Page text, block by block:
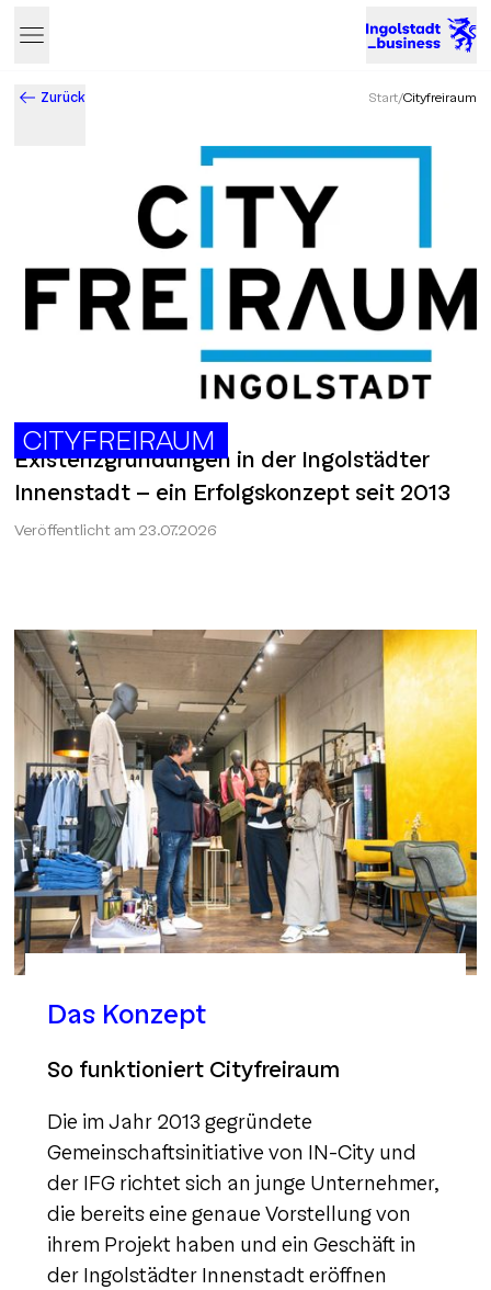
Zurück Start/Cityfreiraum
Business & Innovation in Ingolstadt – Der Standort mit
CITYFREIRAUM
Existenzgründungen in der Ingolstädter
Innenstadt - ein Erfolgskonzept seit 2013
Veröffentlicht am 23.07.2026
Das Konzept
So funktioniert Cityfreiraum
Die im Jahr 2013 gegründete
Gemeinschaftsinitiative von IN-City und
der IFG richtet sich an junge Unternehmer,
die bereits eine genaue Vorstellung von
ihrem Projekt haben und ein Geschäft in
der Ingolstädter Innenstadt eröffnen